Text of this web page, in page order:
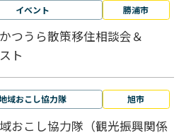
イベント 勝浦市
つうら散策移住相談会＆
ト
域おこし協力隊 旭市
おこし協力隊（観光振興関係